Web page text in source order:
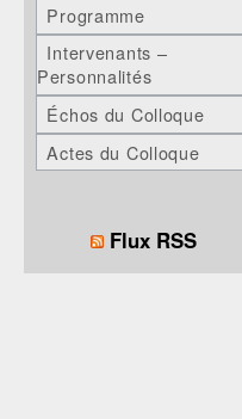
Programme
Intervenants –
Personnalités
Échos du Colloque
Actes du Colloque
Flux RSS